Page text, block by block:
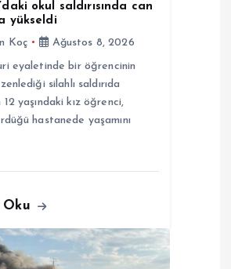
okul saldırısında can
yükseldi
Koç
Ağustos 8, 2026
eyaletinde bir öğrencinin
silahlı saldırıda
yaşındaki kız öğrenci,
hastanede yaşamını
Oku